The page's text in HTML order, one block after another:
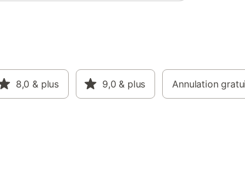
8,0 & plus 9,0 & plus Annulation